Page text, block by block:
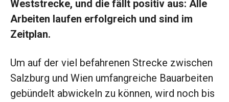
Weststrecke, und die fällt positiv aus: Alle
Arbeiten laufen erfolgreich und sind im
Zeitplan.
Um auf der viel befahrenen Strecke zwischen
Salzburg und Wien umfangreiche Bauarbeiten
gebündelt abwickeln zu können, wird noch bis